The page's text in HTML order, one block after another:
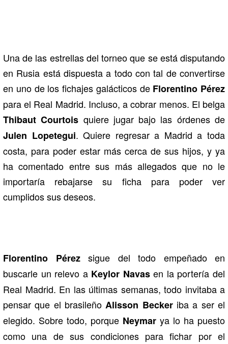
Una de las estrellas del torneo que se está disputando
en Rusia está dispuesta a todo con tal de convertirse
en uno de los fichajes galácticos de Florentino Pérez
para el Real Madrid. Incluso, a cobrar menos. El belga
Thibaut Courtois quiere jugar bajo las órdenes de
Julen Lopetegui. Quiere regresar a Madrid a toda
costa, para poder estar más cerca de sus hijos, y ya
ha comentado entre sus más allegados que no le
importaría rebajarse su ficha para poder ver
cumplidos sus deseos.
Florentino Pérezsigue del todo empeñado en
buscarle un relevo aKeylor Navasen la portería del
Real Madrid. En las últimas semanas, todo invitaba a
pensar que el brasileño Alisson Beckeriba a ser el
elegido. Sobre todo, porque Neymar ya lo ha puesto
como una de sus condiciones para fichar por el